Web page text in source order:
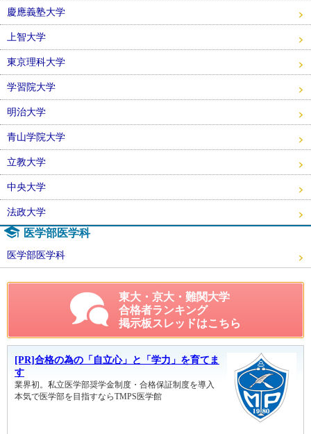
慶應義塾大学
上智大学
東京理科大学
学習院大学
明治大学
青山学院大学
立教大学
中央大学
法政大学
医学部医学科
医学部医学科
東大・京大・難関大学
合格者ランキング
掲示板スレッドはこちら